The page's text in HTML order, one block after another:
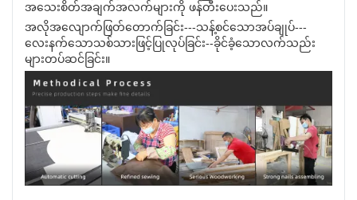
အသေးစိတ်အချက်အလက်များကို ဖန်တီးပေးသည်။
အလိုအလျောက်ဖြတ်တောက်ခြင်း---သန့်စင်သောအပ်ချုပ်---
လေးနက်သောသစ်သားဖြင့်ပြုလုပ်ခြင်း--ခိုင်ခံ့သောလက်သည်း
များတပ်ဆင်ခြင်း။